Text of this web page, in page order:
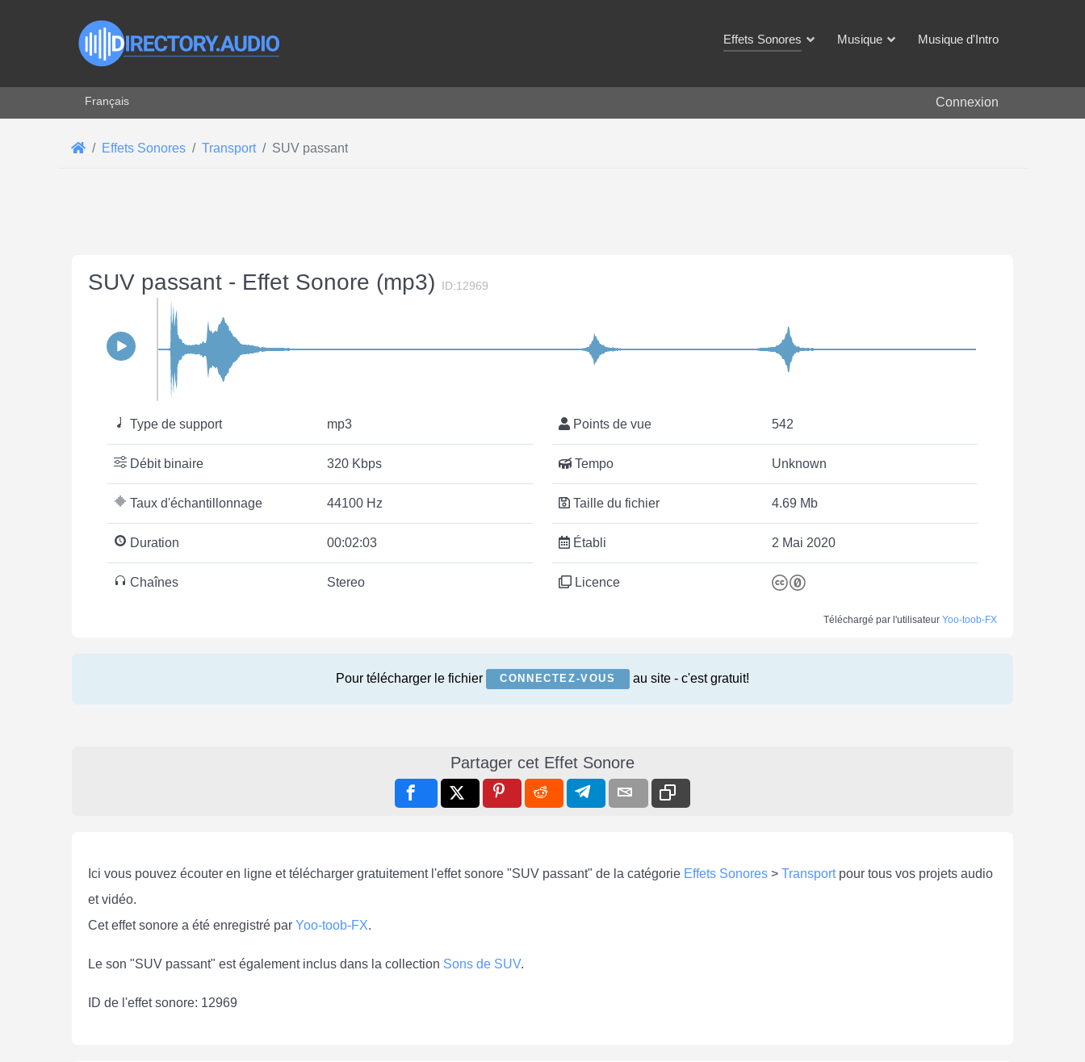
Effets Sonores Musique Musique d'Intro
Sélectionnez votre langue
Français Connexion
Effets Sonores Transport SUV passant
SUV passant - Effet Sonore (mp3) ID:12969
Type de support mp3
Débit binaire 320 Kbps
Taux d'échantillonnage 44100 Hz
Duration 00:02:03
Chaînes Stereo
Points de vue 542
Tempo Unknown
Taille du fichier 4.69 Mb
Établi 2 Mai 2020
Licence
Téléchargé par l'utilisateur Yoo-toob-FX
Pour télécharger le fichier CONNECTEZ-VOUS au site - c'est gratuit!
Partager cet Effet Sonore
Ici vous pouvez écouter en ligne et télécharger gratuitement l'effet sonore "SUV passant" de la catégorie Effets Sonores > Transportpour tous vos projets audio
et vidéo.
Cet effet sonore a été enregistré par Yoo-toob-FX.
Le son "SUV passant" est également inclus dans la collection Sons de SUV.
ID de l'effet sonore: 12969